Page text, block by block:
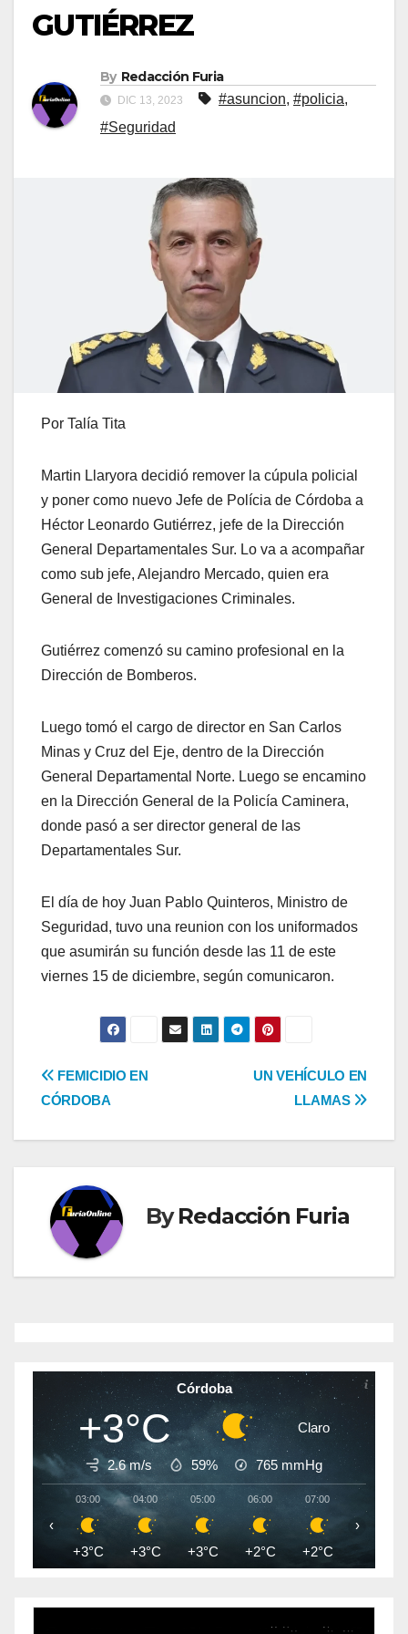
GUTIÉRREZ
By Redacción Furia
DIC 13, 2023 #asuncion, #policia,
#Seguridad
Por Talía Tita
Martin Llaryora decidió remover la cúpula policial
y poner como nuevo Jefe de Polícia de Córdoba a
Héctor Leonardo Gutiérrez, jefe de la Dirección
General Departamentales Sur. Lo va a acompañar
como sub jefe, Alejandro Mercado, quien era
General de Investigaciones Criminales.
Gutiérrez comenzó su camino profesional en la
Dirección de Bomberos.
Luego tomó el cargo de director en San Carlos
Minas y Cruz del Eje, dentro de la Dirección
General Departamental Norte. Luego se encamino
en la Dirección General de la Policía Caminera,
donde pasó a ser director general de las
Departamentales Sur.
El día de hoy Juan Pablo Quinteros, Ministro de
Seguridad, tuvo una reunion con los uniformados
que asumirán su función desde las 11 de este
viernes 15 de diciembre, según comunicaron.
Navegación
UN VEHÍCULO EN
LLAMAS
FEMICIDIO EN
CÓRDOBA
ByRedacción Furia
Córdoba
+3°C Claro
2.6 m/s 59% 765 mmHg
03:00
+3°C
04:00
+3°C
05:00
+3°C
06:00
+2°C
07:00
+2°C +2°C
‹ ›